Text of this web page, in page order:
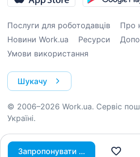
Запропонувати вакансію
Послуги для роботодавців Про
Новини Work.ua
Ресурси
Умови використання
Шукачу
© 2006–2026 Work.ua. Сервіс
Україні.